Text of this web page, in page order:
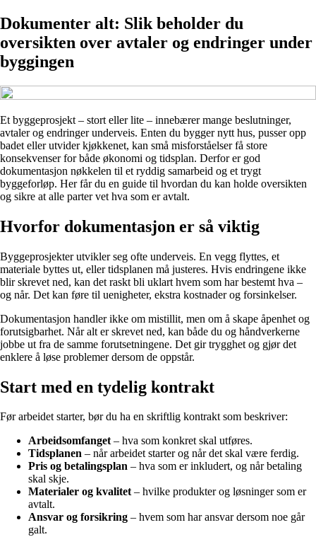
Dokumenter alt: Slik beholder du
oversikten over avtaler og endringer under
byggingen
Et byggeprosjekt – stort eller lite – innebærer mange beslutninger,
avtaler og endringer underveis. Enten du bygger nytt hus, pusser opp
badet eller utvider kjøkkenet, kan små misforståelser få store
konsekvenser for både økonomi og tidsplan. Derfor er god
dokumentasjon nøkkelen til et ryddig samarbeid og et trygt
byggeforløp. Her får du en guide til hvordan du kan holde oversikten
og sikre at alle parter vet hva som er avtalt.
Hvorfor dokumentasjon er så viktig
Byggeprosjekter utvikler seg ofte underveis. En vegg flyttes, et
materiale byttes ut, eller tidsplanen må justeres. Hvis endringene ikke
blir skrevet ned, kan det raskt bli uklart hvem som har bestemt hva –
og når. Det kan føre til uenigheter, ekstra kostnader og forsinkelser.
Dokumentasjon handler ikke om mistillit, men om å skape åpenhet og
forutsigbarhet. Når alt er skrevet ned, kan både du og håndverkerne
jobbe ut fra de samme forutsetningene. Det gir trygghet og gjør det
enklere å løse problemer dersom de oppstår.
Start med en tydelig kontrakt
Før arbeidet starter, bør du ha en skriftlig kontrakt som beskriver:
Arbeidsomfanget– hva som konkret skal utføres.
Tidsplanen – når arbeidet starter og når det skal være ferdig.
Pris og betalingsplan – hva som er inkludert, og når betaling
skal skje.
Materialer og kvalitet– hvilke produkter og løsninger som er
avtalt.
Ansvar og forsikring – hvem som har ansvar dersom noe går
galt.